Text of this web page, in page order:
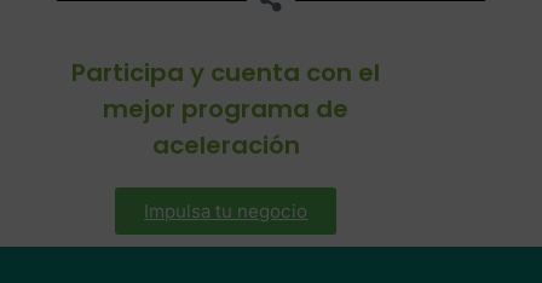
Participa y cuenta con el
mejor programa de
aceleración
Impulsa tu negocio